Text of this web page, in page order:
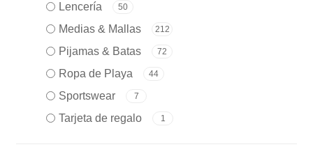
Lencería 50
Medias & Mallas 212
Pijamas & Batas 72
Ropa de Playa 44
Sportswear 7
Tarjeta de regalo 1